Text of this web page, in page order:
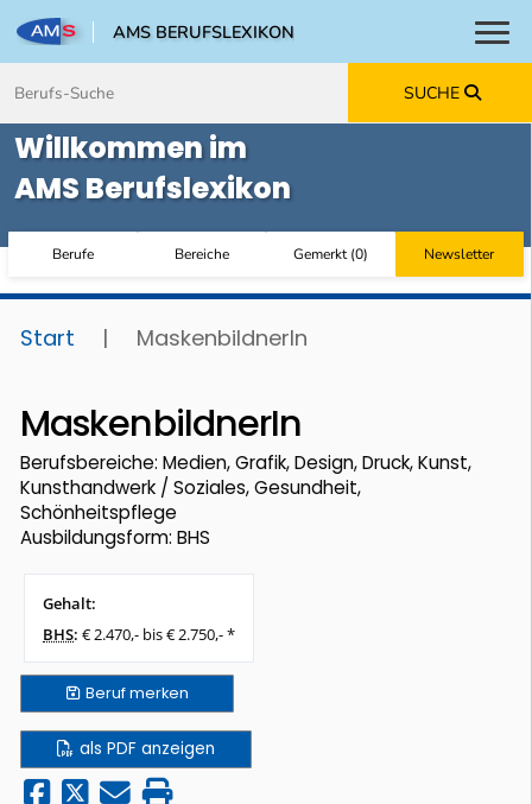
AMS BERUFSLEXIKON
SUCHE
Willkommen im
AMS Berufslexikon
Berufe Bereiche Gemerkt(0) Newsletter
Start | MaskenbildnerIn
MaskenbildnerIn
Berufsbereiche: Medien, Grafik, Design, Druck, Kunst,
Kunsthandwerk / Soziales, Gesundheit,
Schönheitspflege
Ausbildungsform: BHS
Gehalt:
BHS: € 2.470,- bis € 2.750,- *
Berufmerken
als PDF anzeigen